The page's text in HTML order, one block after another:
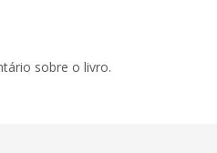
sobre o livro.